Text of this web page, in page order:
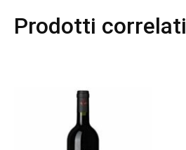
Prodotti correlati